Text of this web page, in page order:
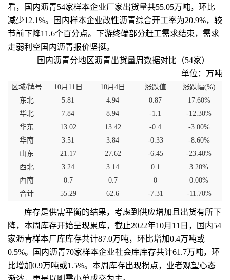
看，国内沥青54家样本企业厂家出货量共55.05万吨，环比
减少12.1%。国内样本企业改性沥青综合开工率为20.9%，较
节前下降11.6个百分点。下游终端部分赶工需求结束，需求
走弱利空国内沥青报价坚挺。
国内沥青分地区沥青出货量周数据对比（54家）
单位：万吨
区域/牌号 10月11日 10月4日 涨跌值
涨跌幅(%)
东北
5.81 4.94 0.87
17.60%
华北
7.84 8.94 -1.1
-12.30%
华东
13.02 13.42 -0.4
-3.00%
华南
3.51 3.84 -0.33
-8.60%
山东
21.17 27.62 -6.45
-23.40%
西北
3.24 3.14 0.1
3.20%
西南
0.7 0.7 0
0.00%
合计
55.29 62.6 -7.31 -11.70%
库存是供需平衡的结果，考虑到供应增加且出货有所下
降，本周库存开始呈现累库，截止2022年10月11日，国内54
家沥青样本厂库库存共计87.0万吨，环比增加0.4万吨或
0.5%。国内沥青70家样本企业社会库库存共计61.7万吨，环
比增加0.9万吨或1.5%。本周库存出现拐点，业者观望心态